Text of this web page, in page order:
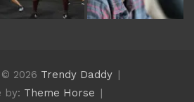
2026 Trendy Daddy
by: Theme Horse